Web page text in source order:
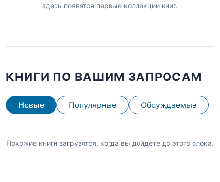
здесь появятся первые коллекции книг.
КНИГИ ПО ВАШИМ ЗАПРОСАМ
Новые Популярные Обсуждаемые
Похожие книги загрузятся, когда вы дойдете до этого блока.